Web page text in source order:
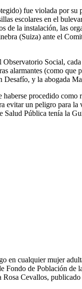
fue violada por
escolares en el
de la instalación, las
(Suiza) ante el
Social,
alarmantes (como que
Desafío, y la abogada
haberse procedido
evitar un peligro para
Pública tenía la
en cualquier mujer
Fondo de Población de
Cevallos,